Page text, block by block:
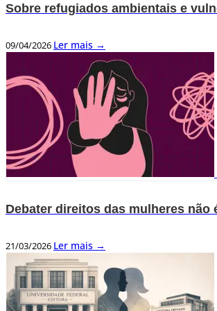
Sobre refugiados ambientais e
09/04/2026 Ler mais →
Debater direitos das mulheres não
21/03/2026 Ler mais →